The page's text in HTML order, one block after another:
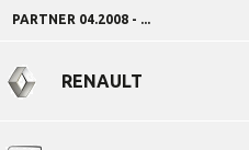
PARTNER 04.2008 - ...
RENAULT